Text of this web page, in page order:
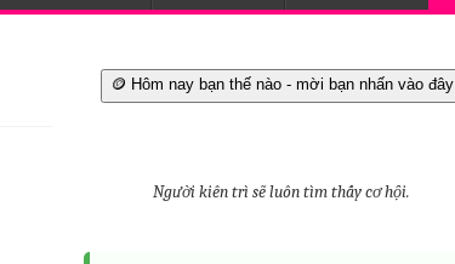
🪙 Hôm nay bạn thế nào - mời bạn nhấn vào đây
Người kiên trì sẽ luôn tìm thấy cơ hội.